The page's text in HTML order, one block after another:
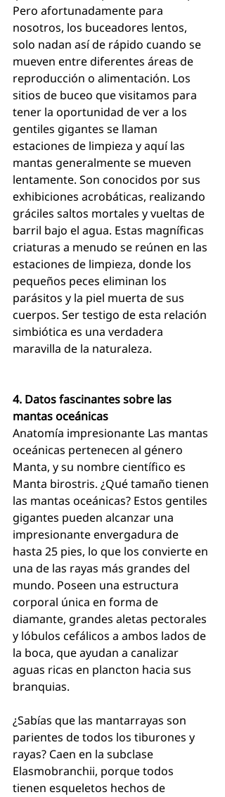
Pero afortunadamente para
nosotros, los buceadores lentos,
solo nadan así de rápido cuando se
mueven entre diferentes áreas de
reproducción o alimentación. Los
sitios de buceo que visitamos para
tener la oportunidad de ver a los
gentiles gigantes se llaman
estaciones de limpieza y aquí las
mantas generalmente se mueven
lentamente. Son conocidos por sus
exhibiciones acrobáticas, realizando
gráciles saltos mortales y vueltas de
barril bajo el agua. Estas magníficas
criaturas a menudo se reúnen en las
estaciones de limpieza, donde los
pequeños peces eliminan los
parásitos y la piel muerta de sus
cuerpos. Ser testigo de esta relación
simbiótica es una verdadera
maravilla de la naturaleza.
4. Datos fascinantes sobre las
mantas oceánicas
Anatomía impresionante Las mantas
oceánicas pertenecen al género
Manta, y su nombre científico es
Manta birostris. ¿Qué tamaño tienen
las mantas oceánicas? Estos gentiles
gigantes pueden alcanzar una
impresionante envergadura de
hasta 25 pies, lo que los convierte en
una de las rayas más grandes del
mundo. Poseen una estructura
corporal única en forma de
diamante, grandes aletas pectorales
y lóbulos cefálicos a ambos lados de
la boca, que ayudan a canalizar
aguas ricas en plancton hacia sus
branquias.
¿Sabías que las mantarrayas son
parientes de todos los tiburones y
rayas? Caen en la subclase
Elasmobranchii, porque todos
tienen esqueletos hechos de